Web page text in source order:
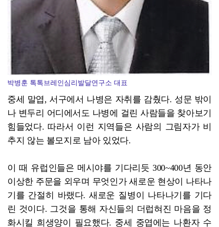
박병훈 톡톡브레인심리발달연구소 대표
중세 말엽, 서구에서 나병은 자취를 감췄다. 성문 밖이
나 변두리 어디에서도 나병에 걸린 사람들을 찾아보기
힘들었다. 따라서 이런 지역들은 사람의 그림자가 비
추지 않는 볼모지로 남아 있었다.
이 때 유럽인들은 메시야를 기다리듯 300~400년 동안
이상한 주문을 외우며 무엇인가 새로운 현상이 나타나
기를 간절히 바랬다. 새로운 질병이 나타나기를 기다
린 것이다. 그것을 통해 자신들의 더럽혀진 마음을 정
화시킬 희생양이 필요했다. 중세 중엽에는 나환자 수